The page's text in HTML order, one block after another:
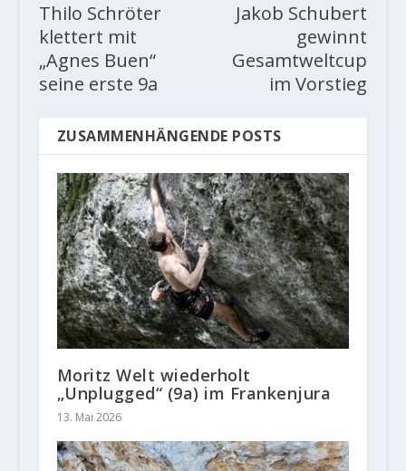
Thilo Schröter
klettert mit
„Agnes Buen“
seine erste 9a
Jakob Schubert
gewinnt
Gesamtweltcup
im Vorstieg
ZUSAMMENHÄNGENDE POSTS
Moritz Welt wiederholt
„Unplugged“ (9a) im Frankenjura
13. Mai 2026